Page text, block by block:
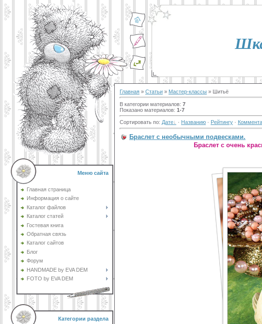
Меню сайта
Главная страница
Информация о сайте
Каталог файлов
Каталог статей
Гостевая книга
Обратная связь
Каталог сайтов
Блог
Форум
HANDMADE by EVA DEM
FOTO by EVA DEM
Категории раздела
Главная » Статьи » Мастер-классы » Шитьё
В категории материалов: 7
Показано материалов: 1-7
Сортировать по: Дате · Названию · Рейтингу ·
Браслет с необычными подвесками.
Браслет с очень